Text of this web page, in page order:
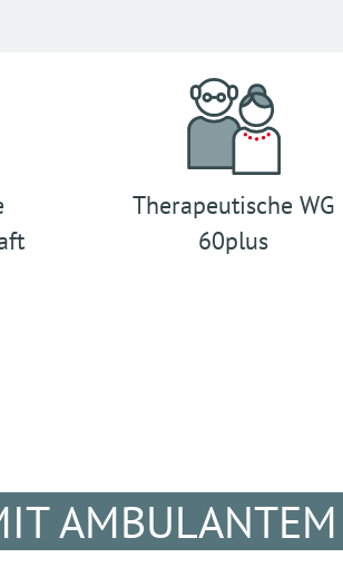
Therapeutische WG
60plus
AMBULANTEM